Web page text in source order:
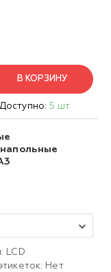
В КОРЗИНУ
5 шт.
LCD
Нет